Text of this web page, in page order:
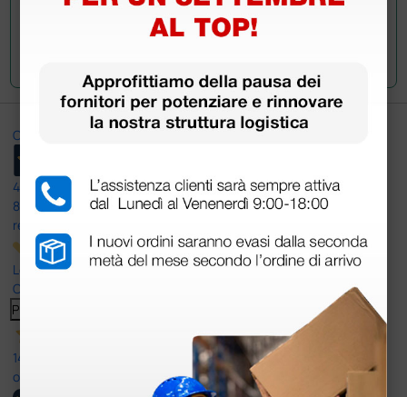
Ottimo
4,6
/5
8.330
recensioni
Le nostre recensioni a 4 e 5 stelle.
Clicca qui per leggerle tutte >
Precedente
14 Luglio 2026
ottima